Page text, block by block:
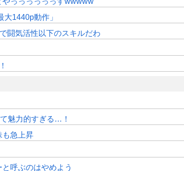
1440p動作」
闘気活性以下のスキルだわ
魅力的すぎる…！
急上昇
呼ぶのはやめよう